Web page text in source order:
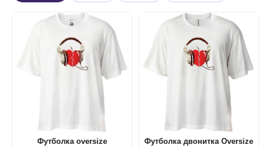
Футболка oversize Футболка двонитка Oversize